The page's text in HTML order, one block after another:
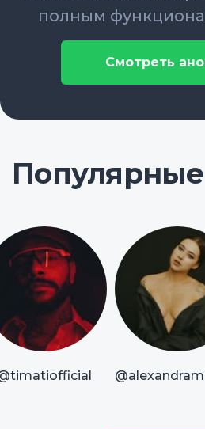
полным
Смотреть